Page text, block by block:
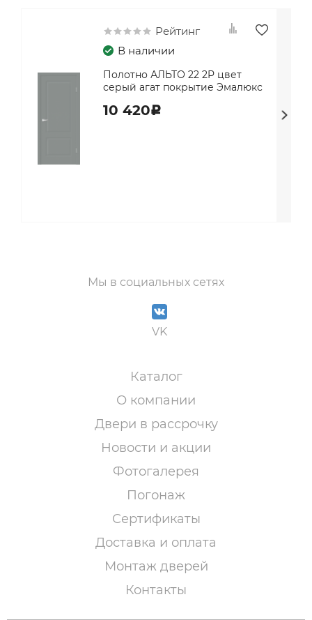
Рейтинг
В наличии
Полотно АЛЬТО 22 2P цвет
серый агат покрытие Эмалюкс
10 420c
Мы в социальных сетях
VK
Каталог
О компании
Двери в рассрочку
Новости и акции
Фотогалерея
Погонаж
Сертификаты
Доставка и оплата
Монтаж дверей
Контакты